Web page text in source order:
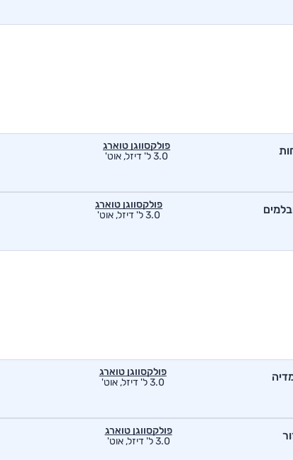
פולקסווגן טוארג
3.0 ל' דיזל, אוט'
פולקסווגן טוארג
3.0 ל' דיזל, אוט'
פולקסווגן טוארג
3.0 ל' דיזל, אוט'
פולקסווגן טוארג
3.0 ל' דיזל, אוט'